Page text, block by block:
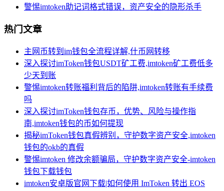
警惕imtoken助记词格式错误，资产安全的隐形杀手
热门文章
主网币转到im钱包全流程详解,什币网转移
深入探讨imToken钱包USDT矿工费,imtoken矿工费低多
少天到账
警惕imtoken转账福利背后的陷阱,imtoken转账有手续费
吗
深入探讨imToken钱包存币，优势、风险与操作指
南,imtoken钱包的币如何提现
揭秘imToken钱包真假辨别，守护数字资产安全,imtoken
钱包的okb的真假
警惕imtoken 修改余额骗局，守护数字资产安全-imtoken
钱包下载钱包
imtoken安卓版官网下载|如何使用 ImToken 转出 EOS